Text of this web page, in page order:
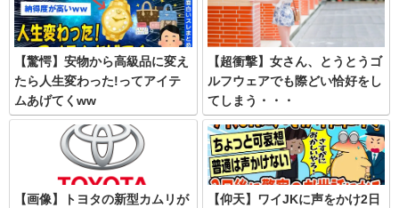
【驚愕】安物から高級品に変え
たら人生変わった!ってアイテ
ムあげてくww
【超衝撃】女さん、とうとうゴ
ルフウェアでも際どい恰好をし
てしまう・・・
【画像】トヨタの新型カムリが
【仰天】ワイJKに声をかけ2日